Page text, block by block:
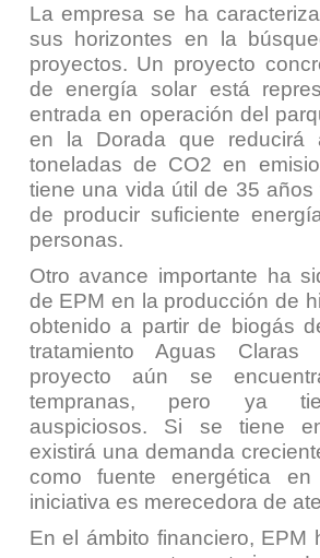
La empresa se ha
sus horizontes en la
proyectos. Un proyecto
de energía solar está
entrada en operación del
en la Dorada que reducirá
toneladas de CO2 en
tiene una vida útil de 35 años
de producir suficiente
personas.
Otro avance importante ha
de EPM en la producción de
obtenido a partir de biogás
tratamiento Aguas
proyecto aún se
tempranas, pero ya
auspiciosos. Si se tiene
existirá una demanda
como fuente energética
iniciativa es merecedora de
En el ámbito financiero, EPM